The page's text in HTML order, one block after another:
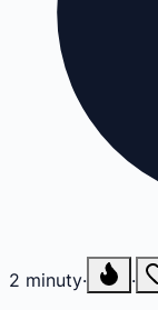
2 minuty· ·